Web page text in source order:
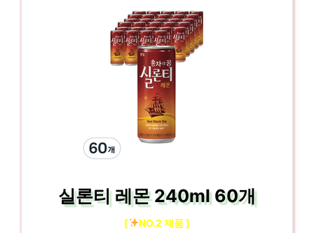
실론티 레몬 240ml 60개
[ NO.2 제품 ]